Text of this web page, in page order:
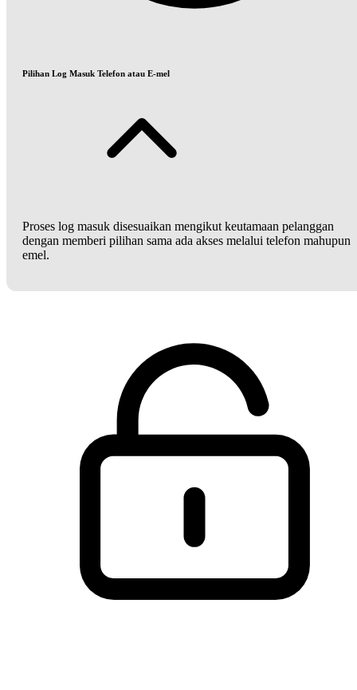
Pilihan Log Masuk Telefon atau E-mel
Proses log masuk disesuaikan mengikut keutamaan pelanggan
dengan memberi pilihan sama ada akses melalui telefon mahupun
emel.